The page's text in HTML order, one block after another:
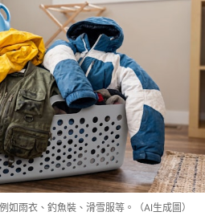
如雨衣、釣魚裝、滑雪服等。（AI生成圖）